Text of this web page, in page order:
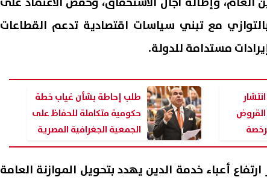
مع تبني سياسات اقتصادية تدعم القطاعات
مستدامة للدولة.
طلب إحاطة بشأن غياب خطة
حكومية متكاملة للحفاظ على
الجمعية الجغرافية المصرية
أعباء خدمة الدين يهدد بتحويل الموازنة العامة